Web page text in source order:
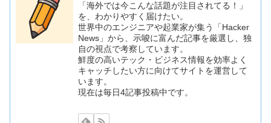
「海外では今こんな話題が注目されてる！」
を、わかりやすく届けたい。
世界中のエンジニアや起業家が集う「Hacker
News」から、示唆に富んだ記事を厳選し、独
自の視点で考察しています。
鮮度の高いテック・ビジネス情報を効率よく
キャッチしたい方に向けてサイトを運営して
います。
現在は毎日4記事投稿中です。